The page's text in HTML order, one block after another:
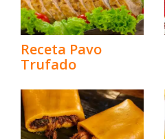
Receta Pavo
Trufado